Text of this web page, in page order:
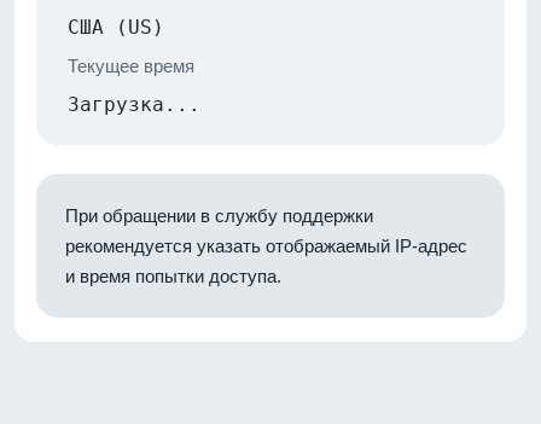
США (US)
Текущее время
Загрузка...
При обращении в службу поддержки
рекомендуется указать отображаемый IP-адрес
и время попытки доступа.